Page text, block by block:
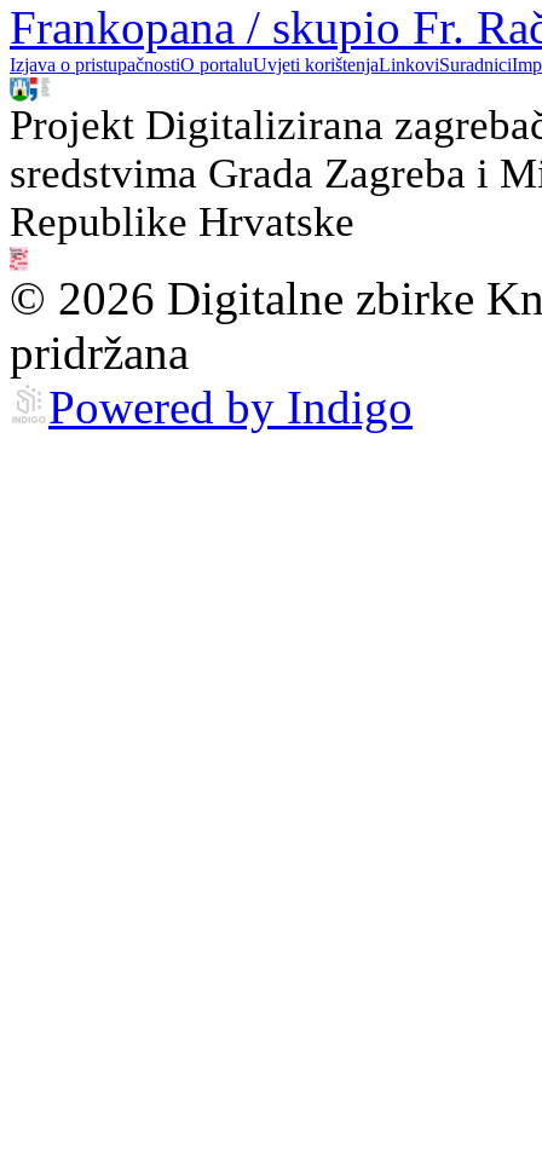
Frankopana / skupio Fr.
Izjava o pristupačnostiO portaluUvjeti korištenjaLinkoviSuradnici
Projekt Digitalizirana
sredstvima Grada Zagreba i
Republike Hrvatske
© 2026 Digitalne zbirke
pridržana
Powered by Indigo